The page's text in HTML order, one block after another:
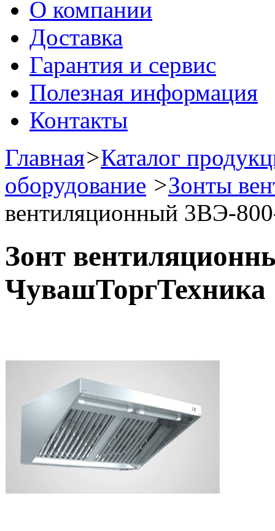
О компании
Доставка
Гарантия и сервис
Полезная информация
Контакты
Главная>Каталог
оборудование >Зонты
вентиляционный 3ВЭ-
Зонт
ЧувашТоргТехника